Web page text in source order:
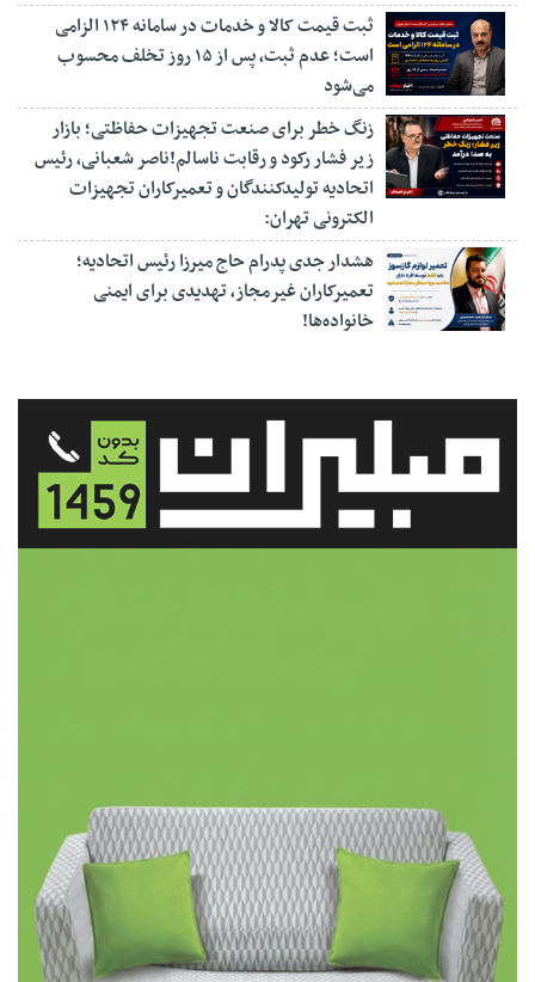
ثبت قیمت کالا و خدمات در سامانه ۱۲۴ الزامی
است؛ عدم ثبت، پس از ۱۵ روز تخلف محسوب
می‌شود
زنگ خطر برای صنعت تجهیزات حفاظتی؛ بازار
زیر فشار رکود و رقابت ناسالم!ناصر شعبانی، رئیس
اتحادیه تولیدکنندگان و تعمیرکاران تجهیزات
الکترونی تهران:
هشدار جدی پدرام حاج میرزا رئیس اتحادیه؛
تعمیرکاران غیرمجاز، تهدیدی برای ایمنی
خانواده‌ها!